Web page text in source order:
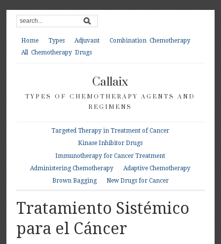
Home Types Adjuvant
Combination Chemotherapy
All Chemotherapy Drugs
Callaix
TYPES OF CHEMOTHERAPY AGENTS AND
REGIMENS
Targeted Therapy in Treatment of Cancer
Kinase Inhibitor Drugs
Immunotherapy for Cancer Treatment
Administering Chemotherapy
Adaptive Chemotherapy
Brown Bagging
New Drugs for Cancer
Tratamiento Sistémico
para el Cáncer